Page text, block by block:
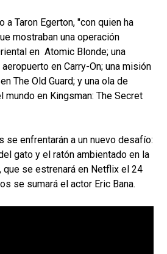
a Taron Egerton, "con quien ha
mostraban una operación
en Atomic Blonde; una
en Carry-On; una misión
The Old Guard; y una ola de
en Kingsman: The Secret
se enfrentarán a un nuevo desafío:
gato y el ratón ambientado en la
que se estrenará en Netflix el 24
se sumará el actor Eric Bana.